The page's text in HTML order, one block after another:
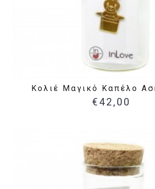
Κολιέ Μαγικό Καπέλο
€42,00